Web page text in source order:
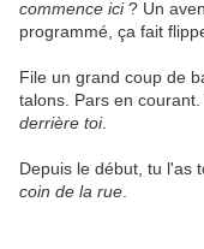
commence ici? Un
programmé, ça fait
File un grand coup de
talons. Pars en
derrière toi.
Depuis le début, tu l'as
coin de la rue